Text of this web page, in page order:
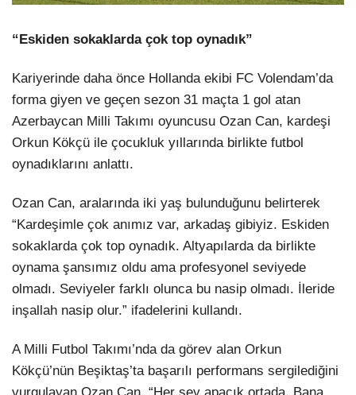
“Eskiden sokaklarda çok top oynadık”
Kariyerinde daha önce Hollanda ekibi FC Volendam’da
forma giyen ve geçen sezon 31 maçta 1 gol atan
Azerbaycan Milli Takımı oyuncusu Ozan Can, kardeşi
Orkun Kökçü ile çocukluk yıllarında birlikte futbol
oynadıklarını anlattı.
Ozan Can, aralarında iki yaş bulunduğunu belirterek
“Kardeşimle çok anımız var, arkadaş gibiyiz. Eskiden
sokaklarda çok top oynadık. Altyapılarda da birlikte
oynama şansımız oldu ama profesyonel seviyede
olmadı. Seviyeler farklı olunca bu nasip olmadı. İleride
inşallah nasip olur.” ifadelerini kullandı.
A Milli Futbol Takımı’nda da görev alan Orkun
Kökçü’nün Beşiktaş’ta başarılı performans sergilediğini